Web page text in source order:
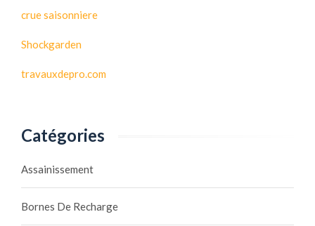
crue saisonniere
Shockgarden
travauxdepro.com
Catégories
Assainissement
Bornes De Recharge